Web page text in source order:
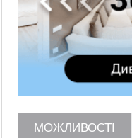
показників
11:09
У Бурштині
поліція з'ясовує
ФОП із Житомира
вимоги за 120
Франківська на
збирання ягід
МОЖЛИВОСТІ